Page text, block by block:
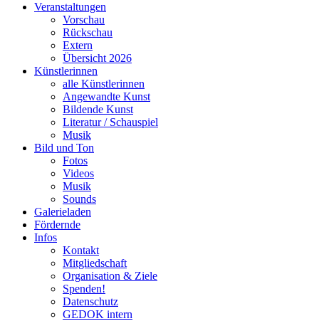
Veranstaltungen
Vorschau
Rückschau
Extern
Übersicht 2026
Künstlerinnen
alle Künstlerinnen
Angewandte Kunst
Bildende Kunst
Literatur / Schauspiel
Musik
Bild und Ton
Fotos
Videos
Musik
Sounds
Galerieladen
Fördernde
Infos
Kontakt
Mitgliedschaft
Organisation & Ziele
Spenden!
Datenschutz
GEDOK intern